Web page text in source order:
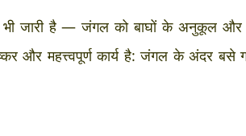
जारी है — जंगल को बाघों के अनुकूल
और महत्त्वपूर्ण कार्य है: जंगल के अंदर बसे